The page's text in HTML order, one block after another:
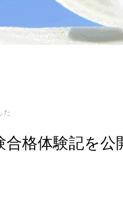
た
格体験記を公